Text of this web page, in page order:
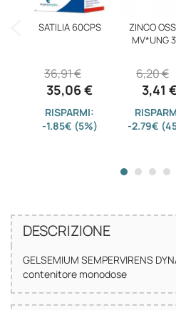
SATILIA 60CPS
35,06 €
36,91 €
RISPARMI:
-1.85€ (5%)
ZINCO
MV*UNG
3,41
6,20 €
-2.79€
DESCRIZIONE
GELSEMIUM SEMPERVIRENS
contenitore monodose